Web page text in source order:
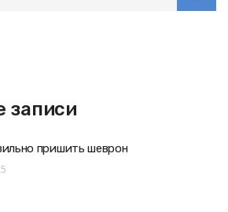
записи
пришить шеврон